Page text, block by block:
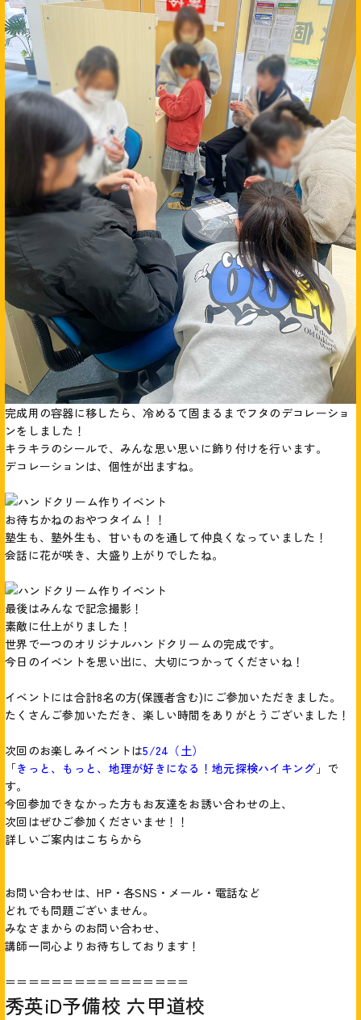
完成用の容器に移したら、冷めるて固まるまでフタのデコレーショ
ンをしました！
キラキラのシールで、みんな思い思いに飾り付けを行います。
デコレーションは、個性が出ますね。
お待ちかねのおやつタイム！！
塾生も、塾外生も、甘いものを通して仲良くなっていました！
会話に花が咲き、大盛り上がりでしたね。
最後はみんなで記念撮影！
素敵に仕上がりました！
世界で一つのオリジナルハンドクリームの完成です。
今日のイベントを思い出に、大切につかってくださいね！
イベントには合計8名の方(保護者含む)にご参加いただきました。
たくさんご参加いただき、楽しい時間をありがとうございました！
次回のお楽しみイベントは5/24（土）
「きっと、もっと、地理が好きになる！地元探検ハイキング 」で
す。
今回参加できなかった方もお友達をお誘い合わせの上、
次回はぜひご参加くださいませ！！
詳しいご案内はこちらから
お問い合わせは、HP・各SNS・メール・電話など
どれでも問題ございません。
みなさまからのお問い合わせ、
講師一同心よりお待ちしております！
＝＝＝＝＝＝＝＝＝＝＝＝＝＝＝＝
秀英iD予備校 六甲道校